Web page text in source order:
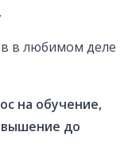
в любимом деле
на обучение,
до